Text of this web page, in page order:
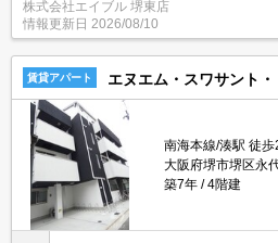
株式会社エイブル 堺東店
情報更新日 2026/08/10
賃貸アパート エヌエム・スワサント
南海本線/湊駅 徒
大阪府堺市堺区永
築7年
4階建